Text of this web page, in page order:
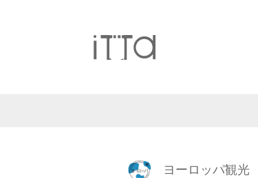
ヨーロッパ観光